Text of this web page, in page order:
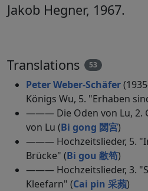
Jakob Hegner, 1967.
Translations 53
Peter Weber-Schäfer
Königs Wu, 5. "Erhaben
——— Die Oden von Lu, 2.
von Lu (Bi gong 閟宮)
——— Hochzeitslieder, 5.
Brücke" (Bi gou 敝笱)
——— Hochzeitslieder, 3.
Kleefarn" (Cai pin 采蘋)